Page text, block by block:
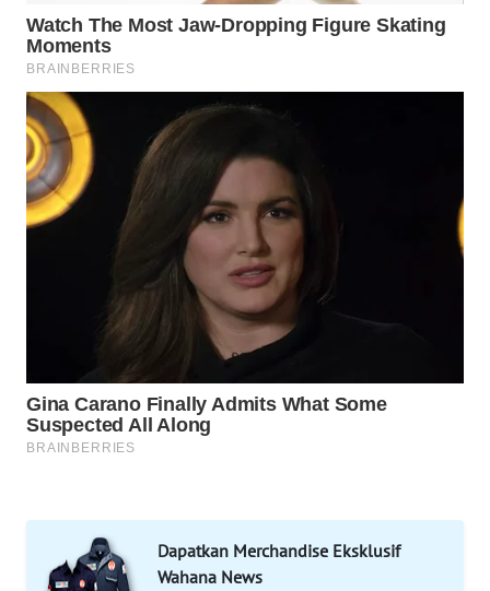
Dapatkan Merchandise Eksklusif
Wahana News
WAHANA
HEALTH
WAHANA
DESA
WISATA
LAPAK
WAHANA
LISTRIK
MASYARAKAT
WALINKI